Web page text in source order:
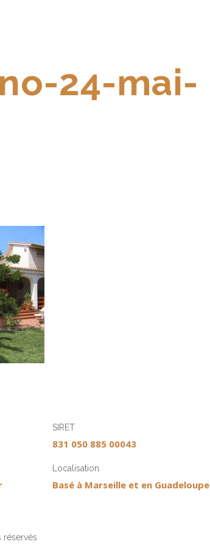
24-mai-
SIRET
831 050 885 00043
Localisation
Basé à Marseille et en Guadeloupe
réservés